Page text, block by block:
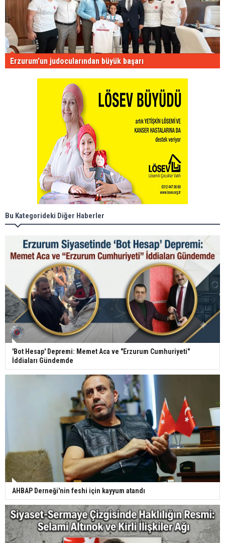
Erzurum'un judocularından büyük başarı
Bu Kategorideki Diğer Haberler
'Bot Hesap' Depremi: Memet Aca ve "Erzurum Cumhuriyeti"
İddiaları Gündemde
AHBAP Derneği'nin feshi için kayyum atandı